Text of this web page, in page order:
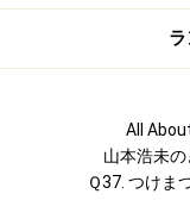
All
山本浩未
Ｑ37. つけま